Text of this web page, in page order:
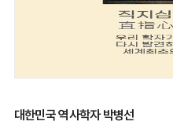
여성의 날 웹사이트는 '포용성을 고취
고정관념에 도전하며, 모든 여성이 소
행사들을 소개하고 있다.여성의 날은
우크라이나, 미국 등 여러 국가의 여성
이스라엘 군인의 강간 행위 등 가자 지
유린 의혹을 접수했다고 말했다. 아울
잘못된 정보로 가득 차 있다. 엔드 페미
논평을 내고 “파트너나 가족에 의해 살
헤드라인으로 바뀌었다”고 규탄했다. 1월 대규모 시위 이후 케냐 당국도 대처에
나섰다. 가디언에 따르면 경찰은 여성
여성살해 수사를 신속히 처리하기 위한
위협을 관리하는 데 도움이 될 것이라고 말했다. 하지만 케냐의 수사,
여전히 젠더 기반 폭력에 대한 인식이
대한민국 역사학자 박병선